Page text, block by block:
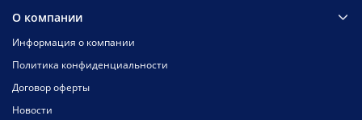
О компании
Информация о компании
Политика конфиденциальности
Договор оферты
Новости